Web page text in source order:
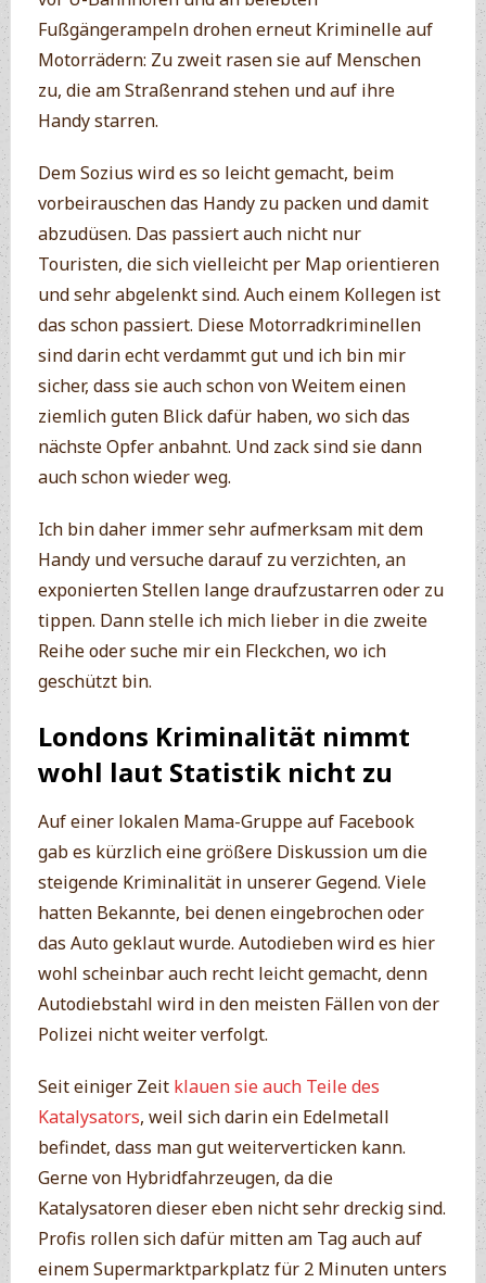
Fußgängerampeln drohen erneut Kriminelle auf
Motorrädern: Zu zweit rasen sie auf Menschen
zu, die am Straßenrand stehen und auf ihre
Handy starren.
Dem Sozius wird es so leicht gemacht, beim
vorbeirauschen das Handy zu packen und damit
abzudüsen. Das passiert auch nicht nur
Touristen, die sich vielleicht per Map orientieren
und sehr abgelenkt sind. Auch einem Kollegen ist
das schon passiert. Diese Motorradkriminellen
sind darin echt verdammt gut und ich bin mir
sicher, dass sie auch schon von Weitem einen
ziemlich guten Blick dafür haben, wo sich das
nächste Opfer anbahnt. Und zack sind sie dann
auch schon wieder weg.
Ich bin daher immer sehr aufmerksam mit dem
Handy und versuche darauf zu verzichten, an
exponierten Stellen lange draufzustarren oder zu
tippen. Dann stelle ich mich lieber in die zweite
Reihe oder suche mir ein Fleckchen, wo ich
geschützt bin.
Londons Kriminalität nimmt
wohl laut Statistik nicht zu
Auf einer lokalen Mama-Gruppe auf Facebook
gab es kürzlich eine größere Diskussion um die
steigende Kriminalität in unserer Gegend. Viele
hatten Bekannte, bei denen eingebrochen oder
das Auto geklaut wurde. Autodieben wird es hier
wohl scheinbar auch recht leicht gemacht, denn
Autodiebstahl wird in den meisten Fällen von der
Polizei nicht weiter verfolgt.
Seit einiger Zeit klauen sie auch Teile des
Katalysators, weil sich darin ein Edelmetall
befindet, dass man gut weiterverticken kann.
Gerne von Hybridfahrzeugen, da die
Katalysatoren dieser eben nicht sehr dreckig sind.
Profis rollen sich dafür mitten am Tag auch auf
einem Supermarktparkplatz für 2 Minuten unters